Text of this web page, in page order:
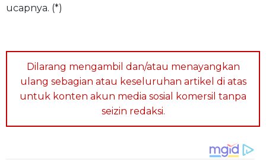
ucapnya. (*)
Dilarang mengambil dan/atau menayangkan
ulang sebagian atau keseluruhan artikel di atas
untuk konten akun media sosial komersil tanpa
seizin redaksi.